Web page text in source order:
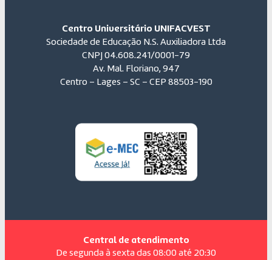
Centro Universitário UNIFACVEST
Sociedade de Educação N.S. Auxiliadora Ltda
CNPJ 04.608.241/0001-79
Av. Mal. Floriano, 947
Centro – Lages – SC – CEP 88503-190
Central de atendimento
De segunda à sexta das 08:00 até 20:30